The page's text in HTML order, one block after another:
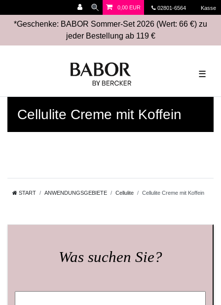
02801-6564 Kasse
0,00 EUR
*Geschenke: BABOR Sommer-Set 2026 (Wert: 66 €) zu
jeder Bestellung ab 119 €
☰
Cellulite Creme mit Koffein
START ANWENDUNGSGEBIETE Cellulite Cellulite Creme mit Koffein
Was suchen Sie?